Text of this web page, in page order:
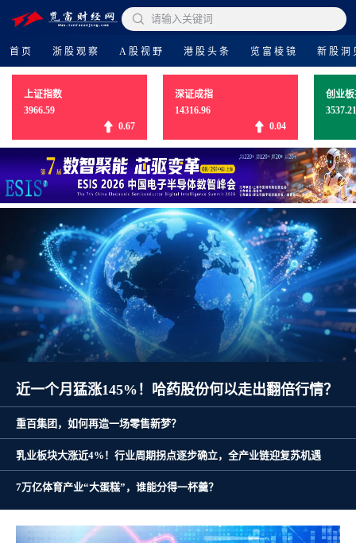
 请输入关键词
首页 浙股观察 A股视野 港股头条 览富棱镜 新股洞
上证指数
3966.59
0.67
深证成指
14316.96
0.04
创业
3537.21
7万亿体育产业“大蛋糕”，谁能分得一杯羹？
近一个月猛涨145%！哈药股份何以走出翻倍行情？
重百集团，如何再造一场零售新梦？
乳业板块大涨近4%！行业周期拐点逐步确立，全产业链迎复苏机遇